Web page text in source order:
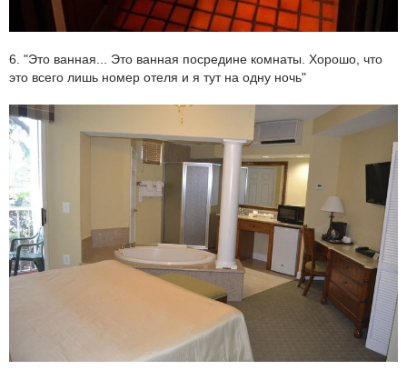
6. "Это ванная... Это ванная посредине комнаты. Хорошо, что
это всего лишь номер отеля и я тут на одну ночь"